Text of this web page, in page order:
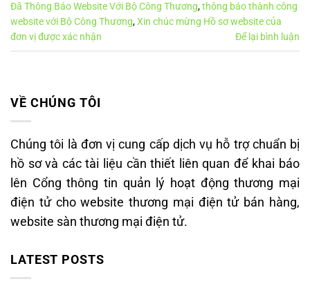
VỀ CHÚNG TÔI
Chúng tôi là đơn vị cung cấp dịch vụ hỗ trợ chuẩn bị
hồ sơ và các tài liệu cần thiết liên quan để khai báo
lên Cổng thông tin quản lý hoạt động thương mại
điện tử cho website thương mại điện tử bán hàng,
website sàn thương mại điện tử.
LATEST POSTS
Đã Thông Báo Website Với Bộ Công Thương,thông báo thành công
website với Bộ Công Thương,Xin chúc mừng Hồ sơ website của
đơn vị được xác nhận
Để lại bình luận